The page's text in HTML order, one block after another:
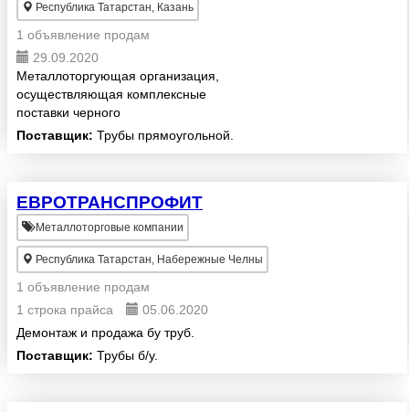
Республика Татарстан, Казань
1 объявление продам
29.09.2020
Металлоторгующая организация,
осуществляющая комплексные
поставки черного
металлопроката на рынке
Поставщик: Трубы прямоугольной.
ЕВРОТРАНСПРОФИТ
Металлоторговые компании
Республика Татарстан, Набережные Челны
1 объявление продам
1 строка прайса
05.06.2020
Демонтаж и продажа бу труб.
Поставщик: Трубы б/у.